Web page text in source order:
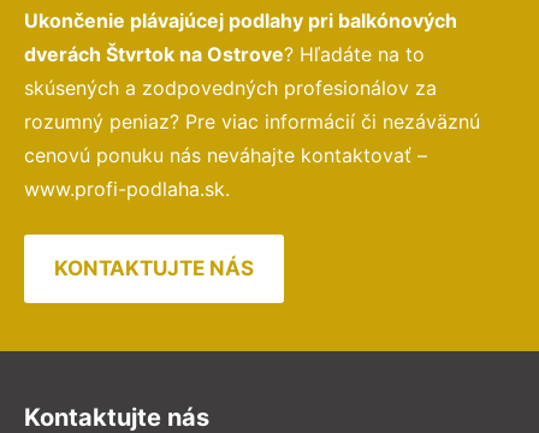
Ukončenie plávajúcej podlahy pri balkónových
dverách Štvrtok na Ostrove? Hľadáte na to
skúsených a zodpovedných profesionálov za
rozumný peniaz? Pre viac informácií či nezáväznú
cenovú ponuku nás neváhajte kontaktovať –
www.profi-podlaha.sk.
KONTAKTUJTE NÁS
Kontaktujte nás